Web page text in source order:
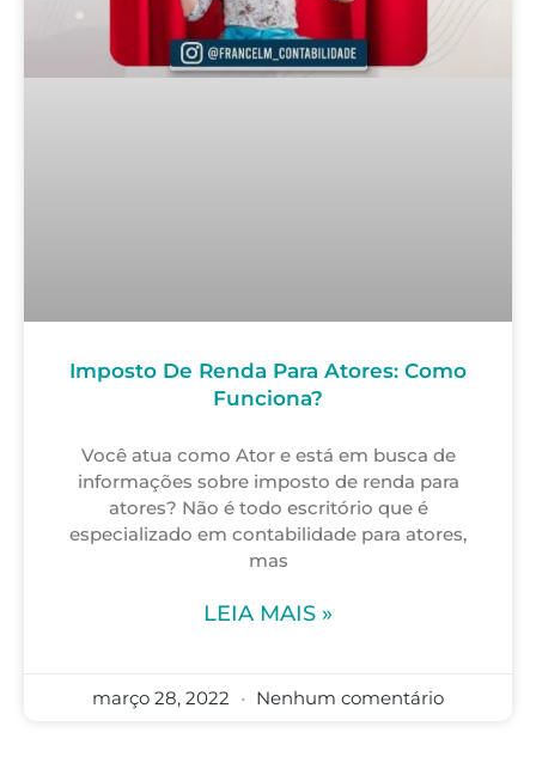
Imposto De Renda Para Atores: Como
Funciona?
Você atua como Ator e está em busca de
informações sobre imposto de renda para
atores? Não é todo escritório que é
especializado em contabilidade para atores,
mas
LEIA MAIS »
março 28, 2022 Nenhum comentário